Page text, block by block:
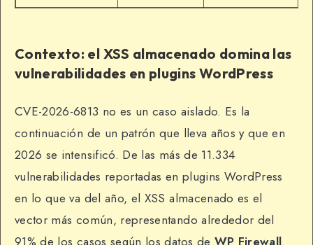
Contexto: el XSS almacenado domina las
vulnerabilidades en plugins WordPress
CVE-2026-6813 no es un caso aislado. Es la
continuación de un patrón que lleva años y que en
2026 se intensificó. De las más de 11.334
vulnerabilidades reportadas en plugins WordPress
en lo que va del año, el XSS almacenado es el
vector más común, representando alrededor del